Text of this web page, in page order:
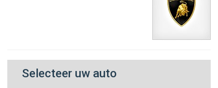
Selecteer uw auto